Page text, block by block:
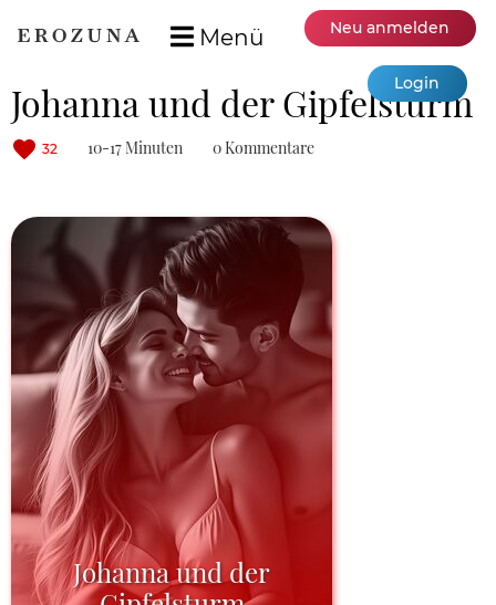
Menü Neu anmelden
Login
Johanna und der Gipfelsturm
32 10-17 Minuten 0 Kommentare
Johanna und der